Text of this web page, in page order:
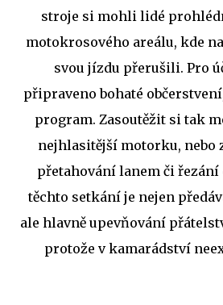
stroje si mohli lidé
motokrosového areálu, kde
svou jízdu přerušili. Pro
připraveno bohaté
program. Zasoutěžit si tak
nejhlasitější motorku, nebo
přetahování lanem či řezání
těchto setkání je nejen
ale hlavně upevňování
protože v kamarádství